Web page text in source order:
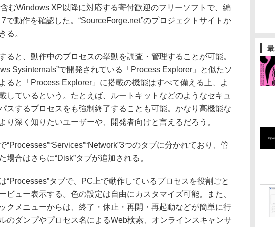
むWindows XP以降に対応する寄付歓迎のフリーソフトで、編
で動作を確認した。“SourceForge.net”のプロジェクトサイトか
る。
と、動作中のプロセスの挙動を調査・管理することが可能。
Sysinternals”で開発されている「Process Explorer」と似たソ
ると「Process Explorer」に搭載の機能はすべて備える上、よ
しているという。たとえば、ルートキットなどのようなセキュ
スするプロセスをも強制終了することも可能。かなり高機能な
り深く知りたいユーザーや、開発者向けと言えるだろう。
つのタブに分かれており、管
場合はさらに“Disk”タブが追加される。
タブで、PC上で動作しているプロセスを役割ごと
ビュー表示する。色の設定は自由にカスタマイズ可能。また、
クメニューからは、終了・休止・再開・再起動などが簡単に行
のダンプやプロセス名によるWeb検索、オンラインスキャンサ